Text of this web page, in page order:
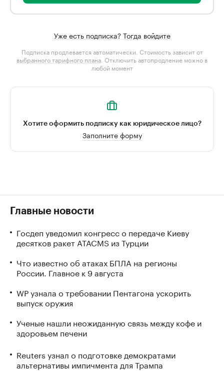
Уже есть подписка? Тогда войдите
Подписка продлевается автоматически. Стоимость зависит от
выбранного тарифного плана . Отключить автопродление можно в
любой момент
Хотите оформить подписку как юридическое лицо?
Заполните форму
Главные новости
Госдеп уведомил конгресс о передаче Киеву
десятков ракет ATACMS из Турции
Что известно об атаках БПЛА на регионы
России. Главное к 9 августа
WP узнала о требовании Пентагона ускорить
выпуск оружия
Ученые нашли неожиданную связь между кофе и
здоровьем печени
Reuters узнал о подготовке демократами
альтернативы импичмента для Трампа